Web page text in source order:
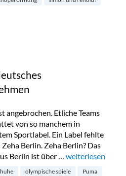
angebrochen. Etliche Teams
von so manchem in
Sportlabel. Ein Label fehlte
Berlin. Zeha Berlin? Das
Berlin ist über … „Zeha Berlin:
weiterlesen
olympische spiele
Puma